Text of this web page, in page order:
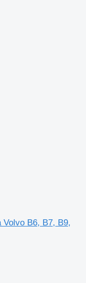
Volvo B6, B7, B9,